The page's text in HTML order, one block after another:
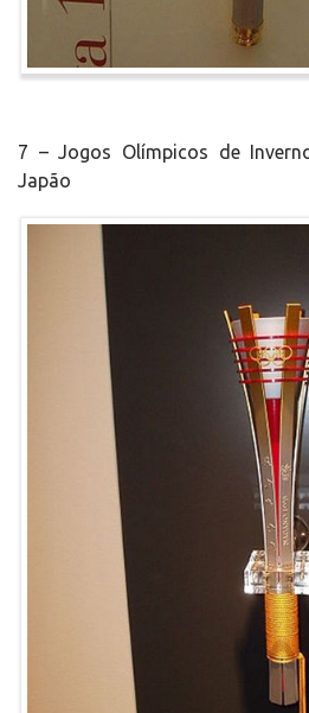
7 – Jogos Olímpicos de
Japão